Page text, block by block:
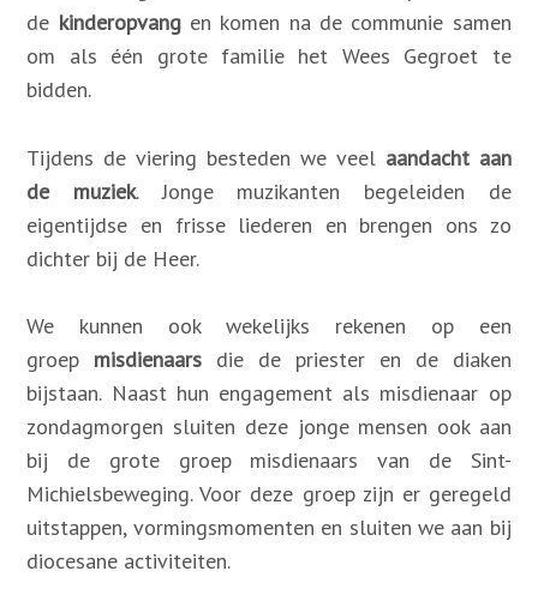
de kinderopvangen komen na de communie samen
om als één grote familie het Wees Gegroet te
bidden.
Tijdens de viering besteden we veel aandacht aan
de muziek. Jonge muzikanten begeleiden de
eigentijdse en frisse liederen en brengen ons zo
dichter bij de Heer.
We kunnen ook wekelijks rekenen op een
groep misdienaars die de priester en de diaken
bijstaan. Naast hun engagement als misdienaar op
zondagmorgen sluiten deze jonge mensen ook aan
bij de grote groep misdienaars van de Sint-
Michielsbeweging. Voor deze groep zijn er geregeld
uitstappen, vormingsmomenten en sluiten we aan bij
diocesane activiteiten.